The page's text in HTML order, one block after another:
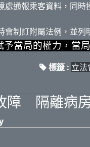
處通報乘客資料，同
會制訂附屬法例，並列
當局的權力，當
標籤 : 立法
障 隔離病